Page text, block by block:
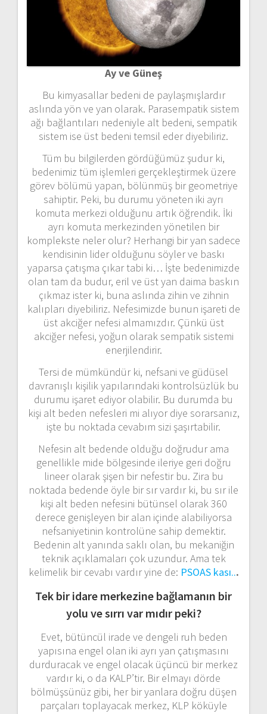
Ay ve Güneş
Bu kimyasallar bedeni de paylaşmışlardır
aslında yön ve yan olarak. Parasempatik sistem
ağı bağlantıları nedeniyle alt bedeni, sempatik
sistem ise üst bedeni temsil eder diyebiliriz.
Tüm bu bilgilerden gördüğümüz şudur ki,
bedenimiz tüm işlemleri gerçekleştirmek üzere
görev bölümü yapan, bölünmüş bir geometriye
sahiptir. Peki, bu durumu yöneten iki ayrı
komuta merkezi olduğunu artık öğrendik. İki
ayrı komuta merkezinden yönetilen bir
komplekste neler olur? Herhangi bir yan sadece
kendisinin lider olduğunu söyler ve baskı
yaparsa çatışma çıkar tabi ki… İşte bedenimizde
olan tam da budur, eril ve üst yan daima baskın
çıkmaz ister ki, buna aslında zihin ve zihnin
kalıpları diyebiliriz. Nefesimizde bunun işareti de
üst akciğer nefesi almamızdır. Çünkü üst
akciğer nefesi, yoğun olarak sempatik sistemi
enerjilendirir.
Tersi de mümkündür ki, nefsani ve güdüsel
davranışlı kişilik yapılarındaki kontrolsüzlük bu
durumu işaret ediyor olabilir. Bu durumda bu
kişi alt beden nefesleri mi alıyor diye sorarsanız,
işte bu noktada cevabım sizi şaşırtabilir.
Nefesin alt bedende olduğu doğrudur ama
genellikle mide bölgesinde ileriye geri doğru
lineer olarak şişen bir nefestir bu. Zira bu
noktada bedende öyle bir sır vardır ki, bu sır ile
kişi alt beden nefesini bütünsel olarak 360
derece genişleyen bir alan içinde alabiliyorsa
nefsaniyetinin kontrolüne sahip demektir.
Bedenin alt yanında saklı olan, bu mekaniğin
teknik açıklamaları çok uzundur. Ama tek
kelimelik bir cevabı vardır yine de: PSOAS kası...
Tek bir idare merkezine bağlamanın bir
yolu ve sırrı var mıdır peki?
Evet, bütüncül irade ve dengeli ruh beden
yapısına engel olan iki ayrı yan çatışmasını
durduracak ve engel olacak üçüncü bir merkez
vardır ki, o da KALP’tir. Bir elmayı dörde
bölmüşsünüz gibi, her bir yanlara doğru düşen
parçaları toplayacak merkez, KLP köküyle